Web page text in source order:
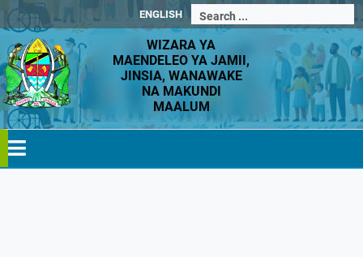
ENGLISH
WIZARA YA
MAENDELEO YA JAMII,
JINSIA, WANAWAKE
NA MAKUNDI
MAALUM